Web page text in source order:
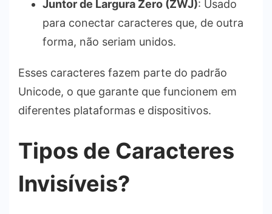
Juntor de Largura Zero (ZWJ): Usado
para conectar caracteres que, de outra
forma, não seriam unidos.
Esses caracteres fazem parte do padrão
Unicode, o que garante que funcionem em
diferentes plataformas e dispositivos.
Tipos de Caracteres
Invisíveis?